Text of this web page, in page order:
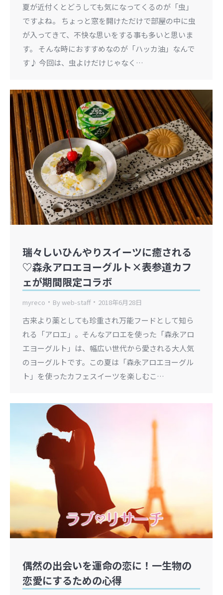
夏が近付くとどうしても気になってくるのが「虫」
ですよね。 ちょっと窓を開けただけで部屋の中に虫
が入ってきて、不快な思いをする事も多いと思いま
す。 そんな時におすすめなのが「ハッカ油」なんで
す♪ 今回は、虫よけだけじゃなく…
瑞々しいひんやりスイーツに癒される
♡森永アロエヨーグルト×表参道カフ
ェが期間限定コラボ
myreco Byweb-staff 2018年6月28日
古来より薬としても珍重され万能フードとして知ら
れる「アロエ」。そんなアロエを使った「森永アロ
エヨーグルト」は、幅広い世代から愛される大人気
のヨーグルトです。この夏は「森永アロエヨーグル
ト」を使ったカフェスイーツを楽しむこ…
偶然の出会いを運命の恋に！一生物の
恋愛にするための心得